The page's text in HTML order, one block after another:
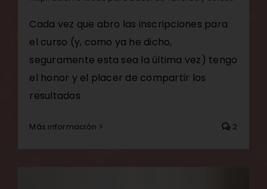
Cada vez que abro las inscripciones para
el curso (y, como ya he dicho,
seguramente esta sea la última vez) tengo
el honor y el placer de compartir los
resultados
Más información 2